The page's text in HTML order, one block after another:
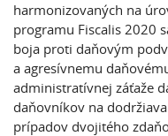
harmonizovaných na
programu Fiscalis 2020
boja proti daňovým
a agresívnemu
administratívnej záťaže
daňovníkov na
prípadov dvojitého